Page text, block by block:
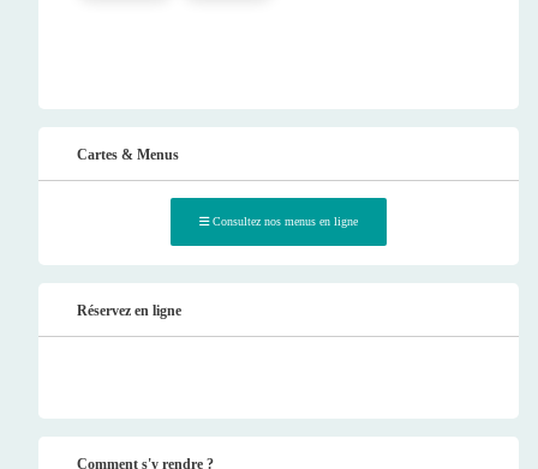
Cartes & Menus
Consultez nos menus en ligne
Réservez en ligne
Comment s'y rendre ?